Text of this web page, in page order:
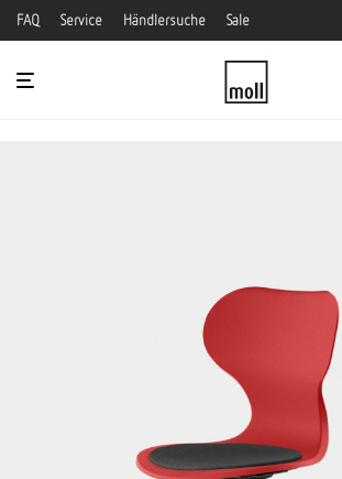
FAQ Service Händlersuche Sale